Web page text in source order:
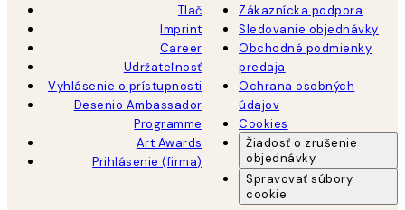
Tlač
Imprint
Career
Udržateľnosť
Vyhlásenie o prístupnosti
Desenio Ambassador
Programme
Art Awards
Prihlásenie (firma)
Zákaznícka podpora
Sledovanie objednávky
Obchodné podmienky
predaja
Ochrana osobných
údajov
Cookies
Žiadosť o zrušenie
objednávky
Spravovať súbory
cookie